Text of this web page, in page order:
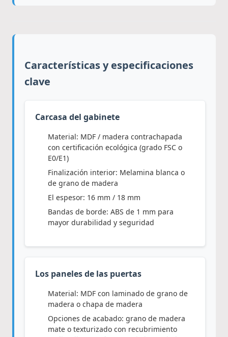
Características y especificaciones
clave
Carcasa del gabinete
Material: MDF / madera contrachapada
con certificación ecológica (grado FSC o
E0/E1)
Finalización interior: Melamina blanca o
de grano de madera
El espesor: 16 mm / 18 mm
Bandas de borde: ABS de 1 mm para
mayor durabilidad y seguridad
Los paneles de las puertas
Material: MDF con laminado de grano de
madera o chapa de madera
Opciones de acabado: grano de madera
mate o texturizado con recubrimiento